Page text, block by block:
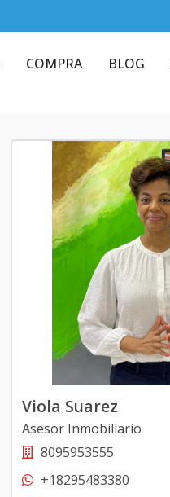
COMPRA BLOG
Viola Suarez
Asesor Inmobiliario
8095953555
+18295483380